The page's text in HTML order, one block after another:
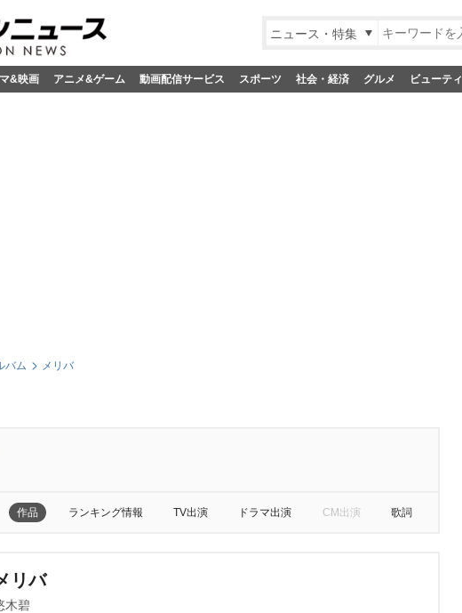
ニュース・特集
マ&映画 アニメ&ゲーム 動画配信サービス スポーツ 社会・経済 グルメ ビューティ
バム メリバ
作品 ランキング情報 TV出演 ドラマ出演 CM出演 歌詞
リバ
木碧